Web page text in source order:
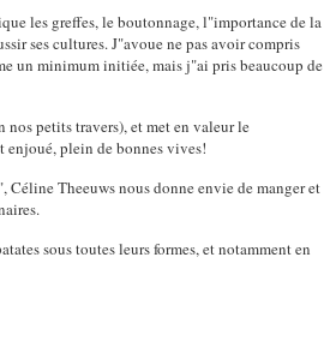
les greffes, le boutonnage, l"importance de la
ses cultures. J"avoue ne pas avoir compris
un minimum initiée, mais j"ai pris beaucoup de
petits travers), et met en valeur le
enjoué, plein de bonnes vives!
Theeuws nous donne envie de manger et
sous toutes leurs formes, et notamment en